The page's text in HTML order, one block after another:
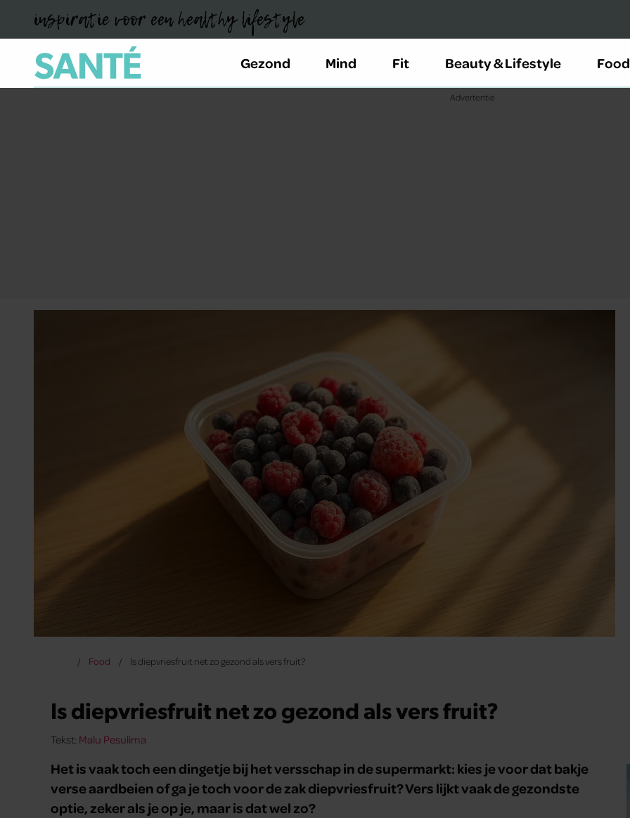
inspiratie voor een healthy lifestyle
Gezond Mind Fit Beauty & Lifestyle Food
Food Is diepvriesfruit net zo gezond als vers fruit?
Is diepvriesfruit net zo gezond als vers fruit?
Tekst: Malu Pesulima
Het is vaak toch een dingetje bij het versschap in de supermarkt: kies je voor dat bakje
verse aardbeien of ga je toch voor de zak diepvriesfruit? Vers lijkt vaak de gezondste
optie, zeker als je op je, maar is dat wel zo?